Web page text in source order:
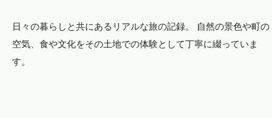
日々の暮らしと共にあるリアルな旅の記録。 自然の景色や町の
空気、食や文化をその土地での体験として丁寧に綴っていま
す。